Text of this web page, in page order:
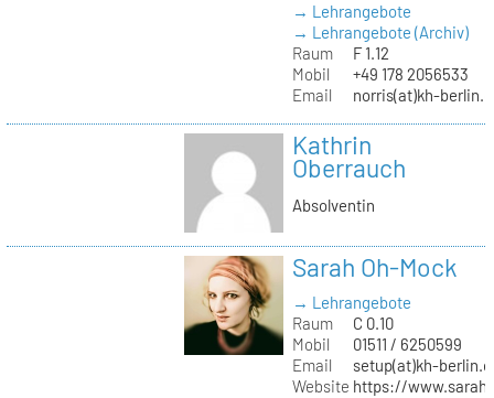
→ Lehrangebote
→ Lehrangebote (Archiv)
Raum
F 1.12
Mobil
+49 178 2056533
Email
norris(at)kh-
Kathrin
Oberrauch
Absolventin
Sarah Oh-Mock
→ Lehrangebote
Raum
C 0.10
Mobil
01511 / 6250599
Email
setup(at)kh-
Website https://